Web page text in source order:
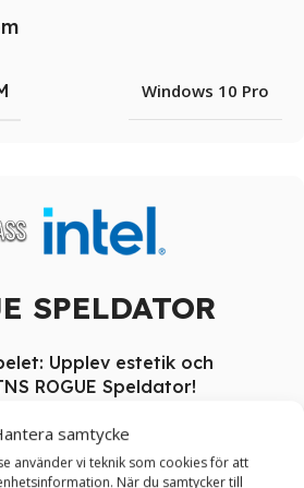
samtycke
använder vi teknik som cookies för att
När du samtycker till
SPELDATOR
Upplev estetik och
ROGUE Speldator!
men inte vill överinvestera hittar
ROGUE speldator. Denna datorer
Windows 10 Pro